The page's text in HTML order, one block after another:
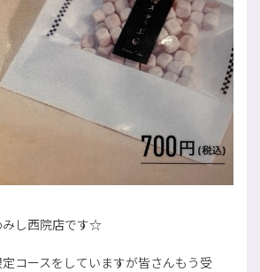
みし西院店です☆
コースをしていますが皆さんもう受